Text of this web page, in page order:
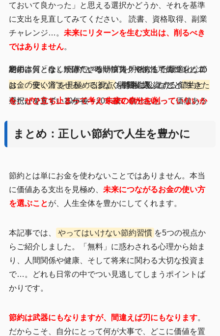
ておいて良かった」と思える選択かどうか、それを基準
に支出を見直してみてください。 読書、資格取得、副業
チャレンジ…。 未来にリターンを生む支出は、削るべき
ではありません。
逆に、何となく続けているサブスクや惰性でのコンビニ利用は、「今しか満たさない浪費」である可能性も。 節約の本質とは、“目的”と“時間軸”を明確にした最適化なのです。
たとえば「新NISAでの積立」「健康に投資する食費」「将来の自分に必要な知識への書籍購入」など、
“生きたお金の使い方”を見極める視点
を持ちましょう。 節約とは、「安く済ませる」ではなく「賢く選ぶ」こと。
今だけを見ず、10年後・20年後の自分にとって価値ある選択ができているか——。
未来の幸せを削っていないかを、ぜひ立ち止まって考えてみてください。
まとめ：正しい節約で人生を豊かに
節約とは単にお金を使わないことではありません。本当
に価値ある支出を見極め、 未来につながるお金の使い方
を選ぶことが、人生全体を豊かにしてくれます。
本記事では、 やってはいけない節約習慣 を5つの視点か
らご紹介しました。「無料」に惑わされる心理から始ま
り、人間関係や健康、そして将来に関わる大切な投資ま
で…。どれも日常の中でつい見逃してしまうポイントば
かりです。
節約は武器にもなりますが、間違えば刃にもなります。
だからこそ、自分にとって何が大事で、どこに価値を置